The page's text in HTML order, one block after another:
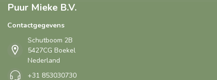
Puur Mieke B.V.
Contactgegevens
Schutboom 2B
5427CG Boekel
Nederland
+31 853030730